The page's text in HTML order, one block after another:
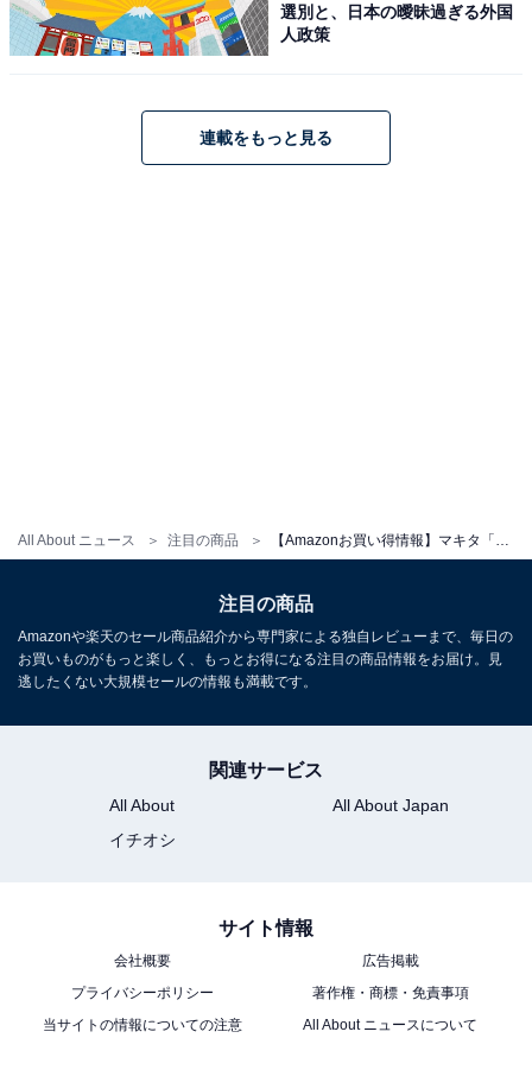
All About ニュース 注目の商品
Amazonで見る
マキタ「TW004GRDX」
Amazonで見る
マキタ「TW300RDGX」
選別と、日本の曖昧過ぎる外国
人政策
連載をもっと見る
注目の商品
Amazonや楽天のセール商品紹介から専門家による独自レビューまで、毎日の
お買いものがもっと楽しく、もっとお得になる注目の商品情報をお届け。見
逃したくない大規模セールの情報も満載です。
関連サービス
All About
All About Japan
イチオシ
サイト情報
会社概要
広告掲載
プライバシーポリシー
著作権・商標・免責事項
当サイトの情報についての注意
All About ニュースについて